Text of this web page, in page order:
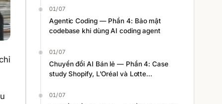
01/07
Agentic Coding — Phần 4: Bảo mật
codebase khi dùng AI coding agent
01/07
Chuyển đổi AI Bán lẻ — Phần 4: Case
study Shopify, L'Oréal và Lotte
01/07